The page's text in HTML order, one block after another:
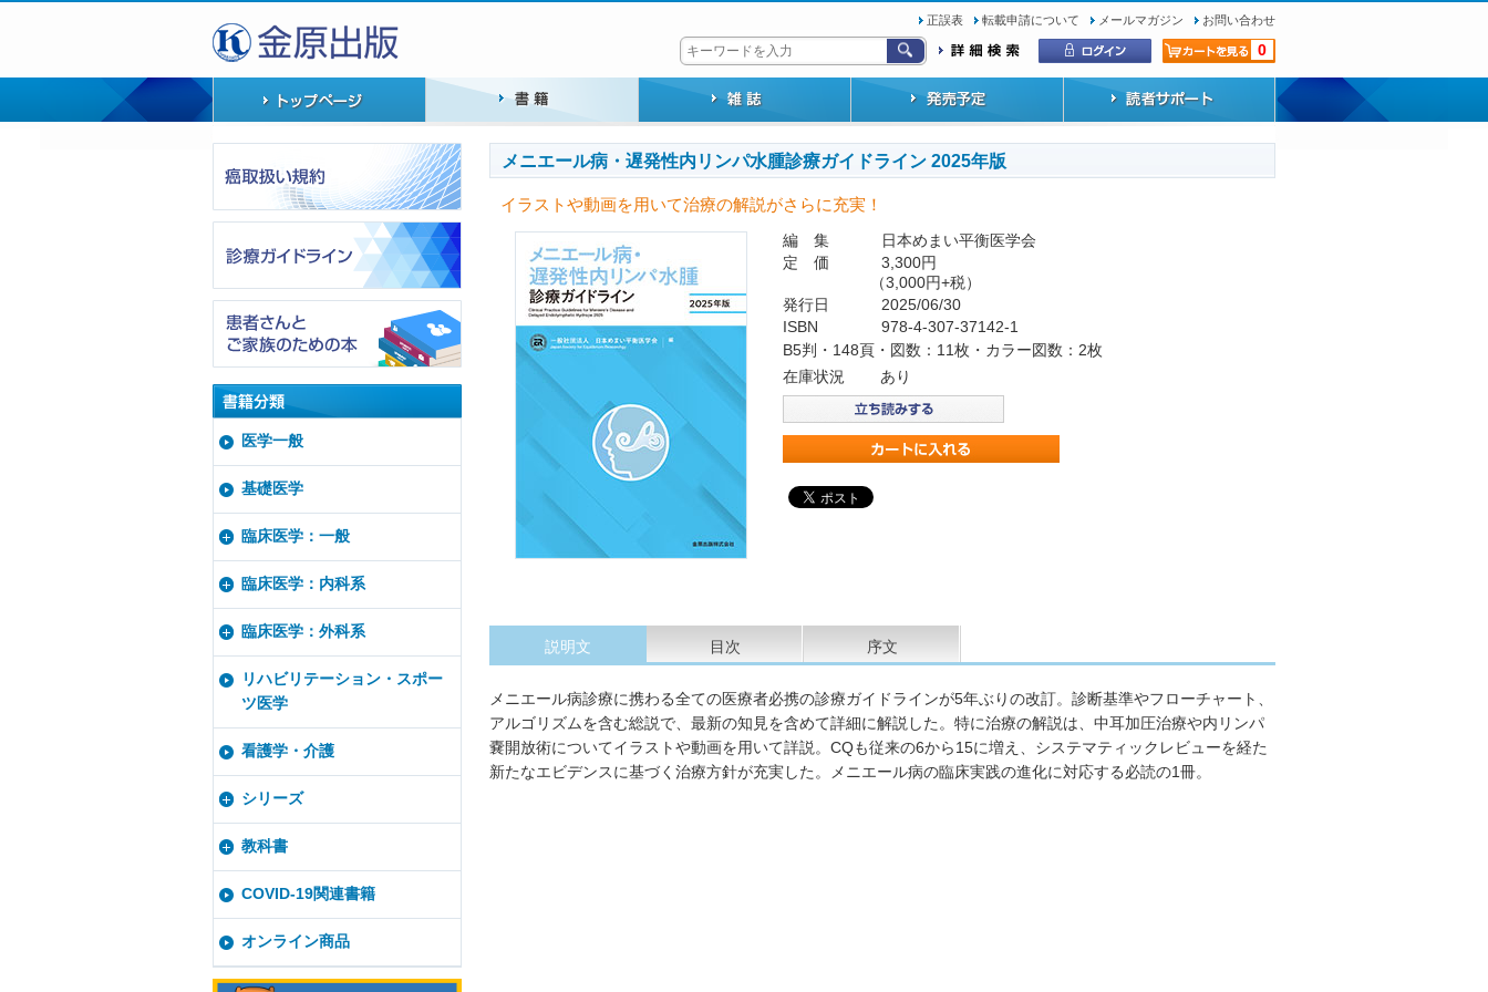
正誤表 転載申請について メールマガジン お問い合わせ
0
メニエール病・遅発性内リンパ水腫診療ガイドライン 2025年版
イラストや動画を用いて治療の解説がさらに充実！
編 集
日本めまい平衡医学会
定 価
3,300円
（3,000円+税）
発行日
2025/06/30
ISBN
978-4-307-37142-1
B5判・148頁・図数：11枚・カラー図数：2枚
在庫状況
あり
説明文 目次 序文
メニエール病診療に携わる全ての医療者必携の診療ガイドラインが5年ぶりの改訂。診断基準やフローチャート、
アルゴリズムを含む総説で、最新の知見を含めて詳細に解説した。特に治療の解説は、中耳加圧治療や内リンパ
嚢開放術についてイラストや動画を用いて詳説。CQも従来の6から15に増え、システマティックレビューを経た
新たなエビデンスに基づく治療方針が充実した。メニエール病の臨床実践の進化に対応する必読の1冊。
医学一般
基礎医学
臨床医学：一般
臨床医学：内科系
臨床医学：外科系
リハビリテーション・スポー
ツ医学
看護学・介護
シリーズ
教科書
COVID-19関連書籍
オンライン商品